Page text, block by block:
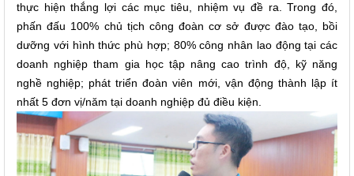
thực hiện thắng lợi các mục tiêu, nhiệm vụ đề ra. Trong đó,
phấn đấu 100% chủ tịch công đoàn cơ sở được đào tạo, bồi
dưỡng với hình thức phù hợp; 80% công nhân lao động tại các
doanh nghiệp tham gia học tập nâng cao trình độ, kỹ năng
nghề nghiệp; phát triển đoàn viên mới, vận động thành lập ít
nhất 5 đơn vị/năm tại doanh nghiệp đủ điều kiện.